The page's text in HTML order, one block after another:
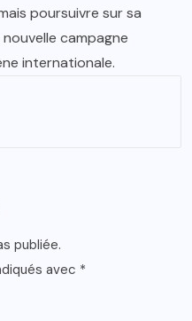
poursuivre sur sa
campagne
internationale.
publiée.
avec *